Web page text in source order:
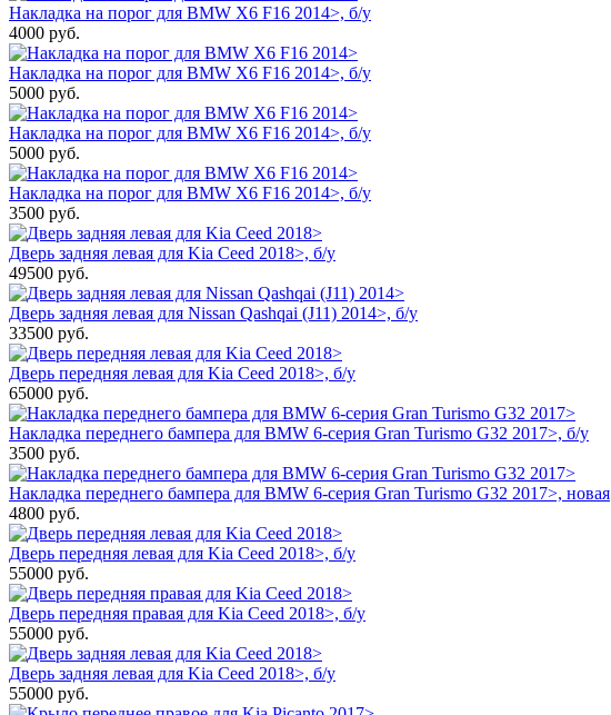
Накладка на порог для BMW X6 F16 2014>, б/у
4000 руб.
Накладка на порог для BMW X6 F16 2014>, б/у
5000 руб.
Накладка на порог для BMW X6 F16 2014>, б/у
5000 руб.
Накладка на порог для BMW X6 F16 2014>, б/у
3500 руб.
Дверь задняя левая для Kia Ceed 2018>, б/у
49500 руб.
Дверь задняя левая для Nissan Qashqai (J11) 2014>, б/у
33500 руб.
Дверь передняя левая для Kia Ceed 2018>, б/у
65000 руб.
Накладка переднего бампера для BMW 6-серия Gran Turismo G32 2017>, б/у
3500 руб.
Накладка переднего бампера для BMW 6-серия Gran Turismo G32 2017>, новая
4800 руб.
Дверь передняя левая для Kia Ceed 2018>, б/у
55000 руб.
Дверь передняя правая для Kia Ceed 2018>, б/у
55000 руб.
Дверь задняя левая для Kia Ceed 2018>, б/у
55000 руб.